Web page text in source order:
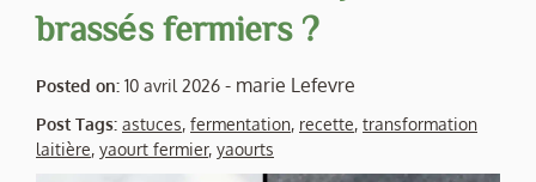
brassés fermiers ?
Posted on: 10 avril 2026 - marie Lefevre
Post Tags: astuces, fermentation, recette, transformation
laitière, yaourt fermier, yaourts